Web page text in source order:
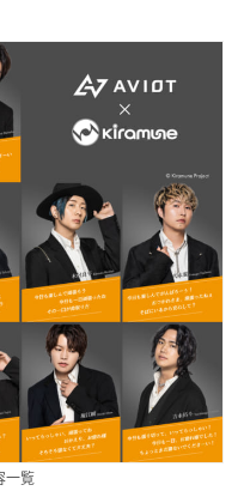
一覧